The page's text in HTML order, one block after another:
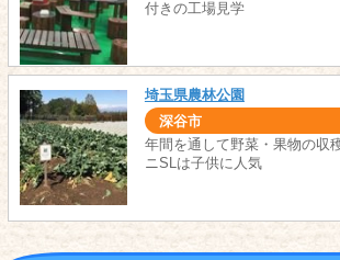
付きの工場見学
埼玉県農林公園
深谷市
年間を通して野菜・果物の収
ニSLは子供に人気